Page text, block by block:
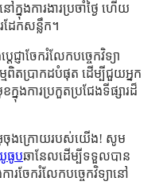
នុងការងារប្រចាំថ្ងៃ ហើយ
ដែកសន្លឹក។
ញាចែករំលែកបច្ចេកវិទ្យា
តប្រាកដបំផុត ដើម្បីជួយអ្នក
ងការប្រកួតប្រជែងទីផ្សារដ៏
អូចុងក្រោយរបស់យើង! សូម
ធូបឆានែលដើម្បីទទួលបាន
រចែករំលែកបច្ចេកវិទ្យានៅ